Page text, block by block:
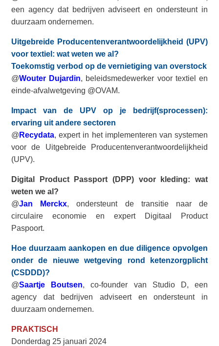
een agency dat bedrijven adviseert en ondersteunt in
duurzaam ondernemen.
Uitgebreide Producentenverantwoordelijkheid (UPV)
voor textiel: wat weten we al?
Toekomstig verbod op de vernietiging van overstock
@Wouter Dujardin, beleidsmedewerker voor textiel en
einde-afvalwetgeving @OVAM.
Impact van de UPV op je bedrijf(sprocessen):
ervaring uit andere sectoren
@ Recydata, expert in het implementeren van systemen
voor de Uitgebreide Producentenverantwoordelijkheid
(UPV).
Digital Product Passport (DPP) voor kleding: wat
weten we al?
@Jan Merckx, ondersteunt de transitie naar de
circulaire economie en expert Digitaal Product
Paspoort.
Hoe duurzaam aankopen en due diligence opvolgen
onder de nieuwe wetgeving rond ketenzorgplicht
(CSDDD)?
@Saartje Boutsen, co-founder van Studio D, een
agency dat bedrijven adviseert en ondersteunt in
duurzaam ondernemen.
PRAKTISCH
Donderdag 25 januari 2024